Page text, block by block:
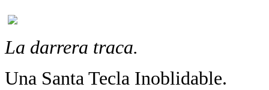
La darrera traca.
Una Santa Tecla Inoblidable.